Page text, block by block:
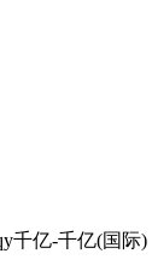
千亿-千亿(国际)